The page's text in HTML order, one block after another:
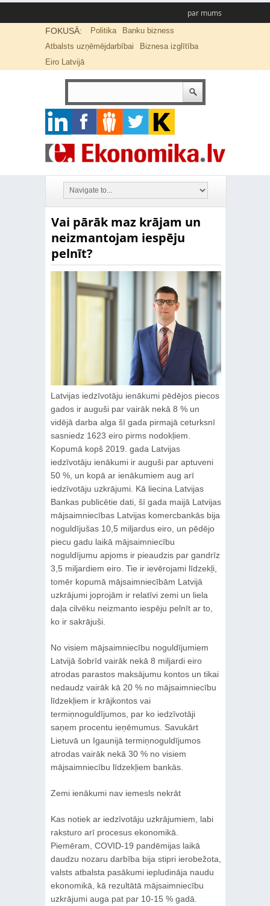
par mums
FOKUSĀ: Politika
Banku bizness
Atbalsts uzņēmējdarbībai
Biznesa izglītība
Eiro Latvijā
Vai pārāk maz krājam un
neizmantojam iespēju
pelnīt?
Latvijas iedzīvotāju ienākumi pēdējos piecos
gados ir auguši par vairāk nekā 8 % un
vidējā darba alga šī gada pirmajā ceturksnī
sasniedz 1623 eiro pirms nodokļiem.
Kopumā kopš 2019. gada Latvijas
iedzīvotāju ienākumi ir auguši par aptuveni
50 %, un kopā ar ienākumiem aug arī
iedzīvotāju uzkrājumi. Kā liecina Latvijas
Bankas publicētie dati, šī gada maijā Latvijas
mājsaimniecības Latvijas komercbankās bija
noguldījušas 10,5 miljardus eiro, un pēdējo
piecu gadu laikā mājsaimniecību
noguldījumu apjoms ir pieaudzis par gandrīz
3,5 miljardiem eiro. Tie ir ievērojami līdzekļi,
tomēr kopumā mājsaimniecībām Latvijā
uzkrājumi joprojām ir relatīvi zemi un liela
daļa cilvēku neizmanto iespēju pelnīt ar to,
ko ir sakrājuši.
No visiem mājsaimniecību noguldījumiem
Latvijā šobrīd vairāk nekā 8 miljardi eiro
atrodas parastos maksājumu kontos un tikai
nedaudz vairāk kā 20 % no mājsaimniecību
līdzekļiem ir krājkontos vai
termiņnoguldījumos, par ko iedzīvotāji
saņem procentu ieņēmumus. Savukārt
Lietuvā un Igaunijā termiņnoguldījumos
atrodas vairāk nekā 30 % no visiem
mājsaimniecību līdzekļiem bankās.
Zemi ienākumi nav iemesls nekrāt
Kas notiek ar iedzīvotāju uzkrājumiem, labi
raksturo arī procesus ekonomikā.
Piemēram, COVID-19 pandēmijas laikā
daudzu nozaru darbība bija stipri ierobežota,
valsts atbalsta pasākumi iepludināja naudu
ekonomikā, kā rezultātā mājsaimniecību
uzkrājumi auga pat par 10-15 % gadā.